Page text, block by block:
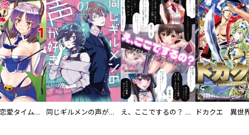
スーパー恋愛タイム！～現場でドＳな彼女は自宅でデレる～ 同じギルメンの声が好き え、ここでするの？ アイドルのファンが知らない日常